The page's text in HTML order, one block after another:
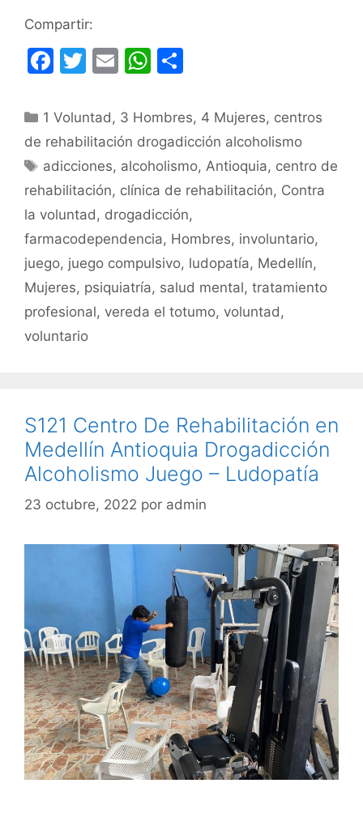
Compartir:
F
c
e
b
o
o
k
T
itt
er
E
ai
l
W
at
s
A
p
p
m
p
ar
tir
Categorías
1 Voluntad , 3 Hombres, 4 Mujeres, centros
de rehabilitación drogadicción alcoholismo
Etiquetas
adicciones, alcoholismo, Antioquia, centro de
rehabilitación, clínica de rehabilitación, Contra
la voluntad , drogadicción,
farmacodependencia, Hombres, involuntario,
juego, juego compulsivo, ludopatía, Medellín,
Mujeres, psiquiatría, salud mental, tratamiento
profesional, vereda el totumo, voluntad ,
voluntario
S121 Centro De Rehabilitación en
Medellín Antioquia Drogadicción
Alcoholismo Juego – Ludopatía
23 octubre, 2022 por admin